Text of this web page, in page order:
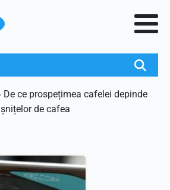
De ce prospețimea cafelei depinde
de cafea